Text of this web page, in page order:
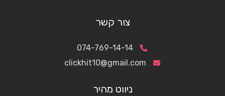
צור קשר
074-769-14-14
clickhit10@gmail.com
ניווט מהיר